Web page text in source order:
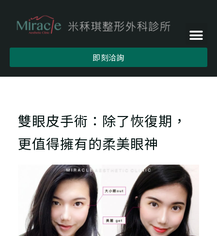
即刻洽詢
雙眼皮手術：除了恢復期，
更值得擁有的柔美眼神